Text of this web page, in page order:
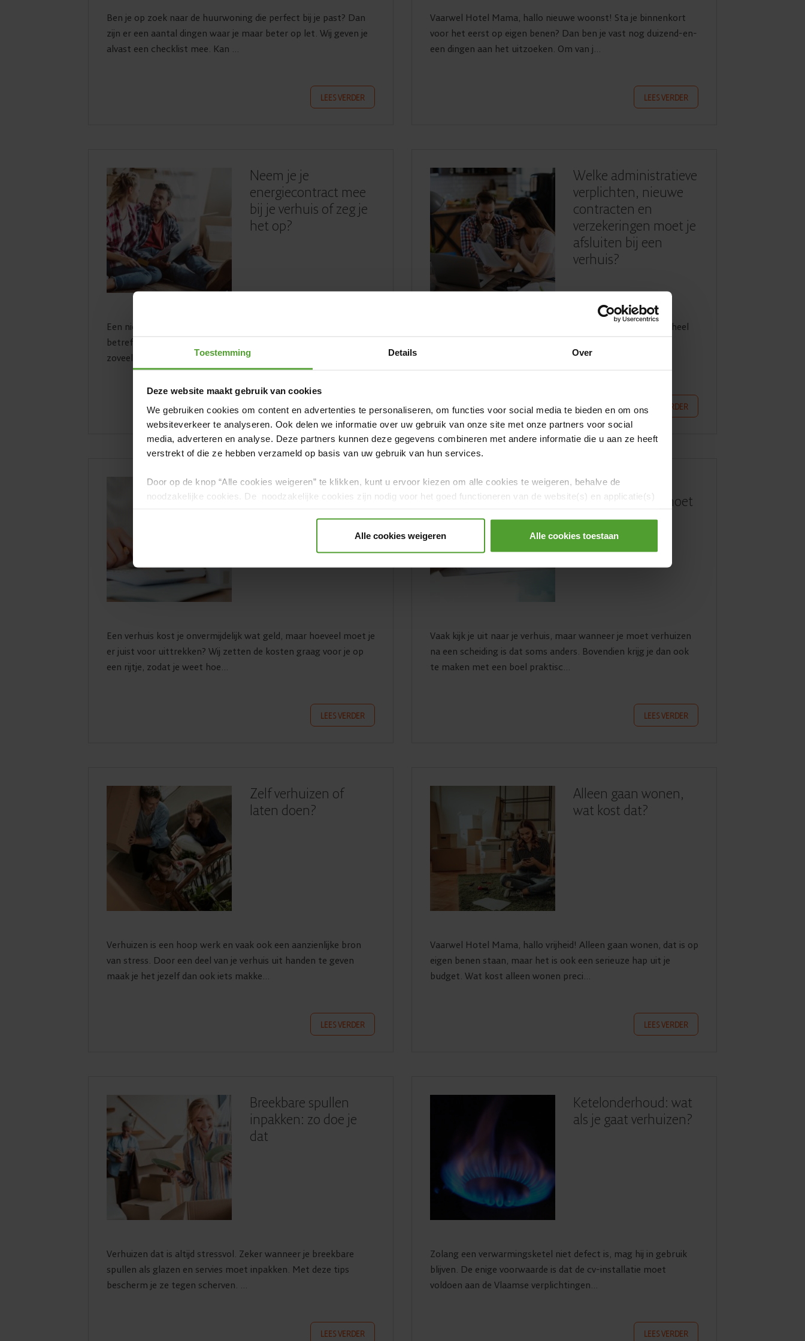
Toestemming Details Over
Deze website maakt gebruik van cookies
We gebruiken cookies om content en advertenties te personaliseren, om functies voor social media te bieden en om ons
websiteverkeer te analyseren. Ook delen we informatie over uw gebruik van onze site met onze partners voor social
media, adverteren en analyse. Deze partners kunnen deze gegevens combineren met andere informatie die u aan ze heeft
verstrekt of die ze hebben verzameld op basis van uw gebruik van hun services.
Door op de knop “Alle cookies weigeren” te klikken, kunt u ervoor kiezen om alle cookies te weigeren, behalve de
noodzakelijke cookies. De noodzakelijke cookies zijn nodig voor het goed functioneren van de website(s) en applicatie(s)
Alle cookies weigeren Alle cookies toestaan
Ben je op zoek naar de huurwoning die perfect bij je past? Dan
zijn er een aantal dingen waar je maar beter op let. Wij geven je
alvast een checklist mee. Kan ...
LEES VERDER
Vaarwel Hotel Mama, hallo nieuwe woonst! Sta je binnenkort
voor het eerst op eigen benen? Dan ben je vast nog duizend-en-
een dingen aan het uitzoeken. Om van j...
LEES VERDER
Neem je je
energiecontract mee
bij je verhuis of zeg je
het op?
Een nieuw huis, een nieuwe start. Ook wat je energiecontract
betreft. Want neem je dat mee of zeg je het op? Je moet al
zoveel regelen tijdens een verhuis, en ...
LEES VERDER
Welke administratieve
verplichten, nieuwe
contracten en
verzekeringen moet je
afsluiten bij een
verhuis?
Verhuizen is niet alleen letterlijk zwaar werk, er komt ook heel
verzekeringen op een rijtje die je h...
LEES VERDER
Wat kost verhuizen?
Een verhuis kost je onvermijdelijk wat geld, maar hoeveel moet je
er juist voor uittrekken? Wij zetten de kosten graag voor je op
een rijtje, zodat je weet hoe...
LEES VERDER
Verhuizen na je
scheiding: waar moet
je aan denken?
Vaak kijk je uit naar je verhuis, maar wanneer je moet verhuizen
na een scheiding is dat soms anders. Bovendien krijg je dan ook
te maken met een boel praktisc...
LEES VERDER
Zelf verhuizen of
laten doen?
Verhuizen is een hoop werk en vaak ook een aanzienlijke bron
van stress. Door een deel van je verhuis uit handen te geven
maak je het jezelf dan ook iets makke...
LEES VERDER
Alleen gaan wonen,
wat kost dat?
Vaarwel Hotel Mama, hallo vrijheid! Alleen gaan wonen, dat is op
eigen benen staan, maar het is ook een serieuze hap uit je
budget. Wat kost alleen wonen preci...
LEES VERDER
Breekbare spullen
inpakken: zo doe je
dat
Verhuizen dat is altijd stressvol. Zeker wanneer je breekbare
spullen als glazen en servies moet inpakken. Met deze tips
bescherm je ze tegen scherven. ...
LEES VERDER
Ketelonderhoud: wat
als je gaat verhuizen?
Zolang een verwarmingsketel niet defect is, mag hij in gebruik
blijven. De enige voorwaarde is dat de cv-installatie moet
voldoen aan de Vlaamse verplichtingen...
LEES VERDER